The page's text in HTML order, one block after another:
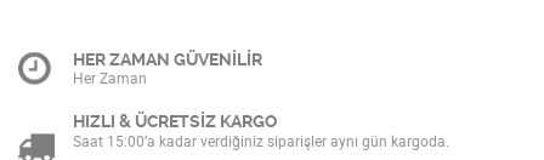
HER ZAMAN GÜVENİLİR
Her Zaman
HIZLI & ÜCRETSİZ KARGO
Saat 15:00’a kadar verdiğiniz siparişler aynı gün kargoda.